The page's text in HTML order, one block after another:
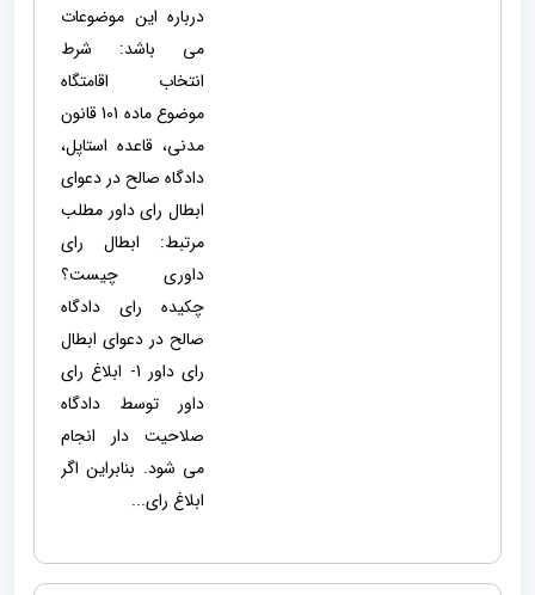
درباره این موضوعات
می باشد: شرط
انتخاب اقامتگاه
موضوع ماده 101 قانون
مدنی، قاعده استاپل،
دادگاه صالح در دعوای
ابطال رای داور مطلب
مرتبط: ابطال رای
داوری چیست؟
چکیده رای دادگاه
صالح در دعوای ابطال
رای داور 1- ابلاغ رای
داور توسط دادگاه
صلاحیت دار انجام
می شود. بنابراین اگر
ابلاغ رای...